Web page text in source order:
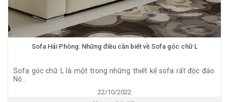
Sofa Hải Phòng: Những điều cần biết về Sofa góc chữ L
Sofa góc chữ L là một trong những thiết kế sofa rất độc đáo.
Nó...
22/10/2022